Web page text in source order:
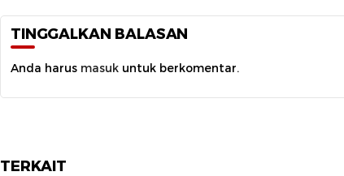
TINGGALKAN BALASAN
Anda harus masuk untuk berkomentar.
TERKAIT